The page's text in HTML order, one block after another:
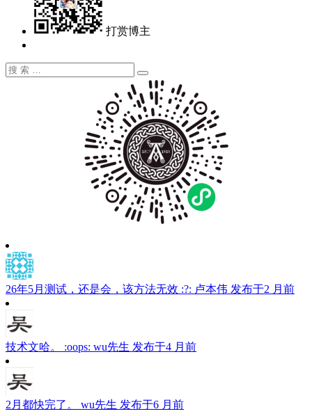
打赏博主
搜
搜
索
26年5月测试，还是会，该方法无效 :?: 卢本伟 发布于2 月前
技术文哈。 :oops: wu先生 发布于4 月前
2月都快完了。 wu先生 发布于6 月前